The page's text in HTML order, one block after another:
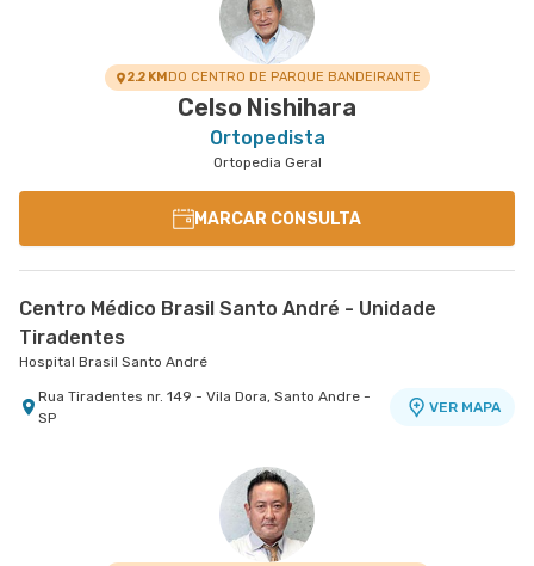
2.2 KMDO CENTRO DE PARQUE BANDEIRANTE
Celso Nishihara
Ortopedista
Ortopedia Geral
MARCAR CONSULTA
Centro Médico Brasil Santo André - Unidade
Tiradentes
Hospital Brasil Santo André
Rua Tiradentes nr. 149 - Vila Dora, Santo Andre -
SP
VER MAPA